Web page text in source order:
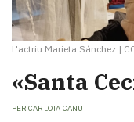
L'actriu Marieta Sánchez |
«Santa
PER CARLOTA CANUT